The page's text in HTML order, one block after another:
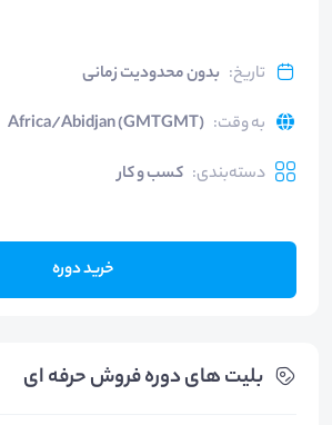
تاریخ: بدون محدودیت زمانی
به وقت:
Africa/Abidjan (GMTGMT)
دسته‌بندی: کسب و کار
خرید دوره
بلیت های دوره فروش حرفه ای